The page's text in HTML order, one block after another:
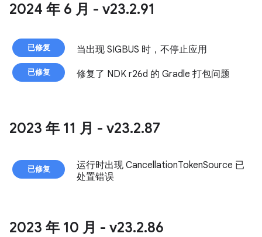
2024 年 6 月 - v23.2.91
已修复 当出现 SIGBUS 时，不停止应用
已修复 修复了 NDK r26d 的 Gradle 打包问题
2023 年 11 月 - v23.2.87
已修复
运行时出现 CancellationTokenSource 已
处置错误
2023 年 10 月 - v23.2.86